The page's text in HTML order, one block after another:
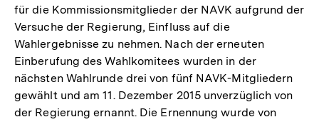
für die Kommissionsmitglieder der NAVK aufgrund der
Versuche der Regierung, Einfluss auf die
Wahlergebnisse zu nehmen. Nach der erneuten
Einberufung des Wahlkomitees wurden in der
nächsten Wahlrunde drei von fünf NAVK-Mitgliedern
gewählt und am 11. Dezember 2015 unverzüglich von
der Regierung ernannt. Die Ernennung wurde von